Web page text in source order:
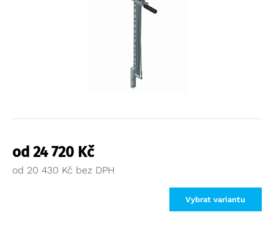
od 24 720 Kč
od 20 430 Kč
Vybrat variantu